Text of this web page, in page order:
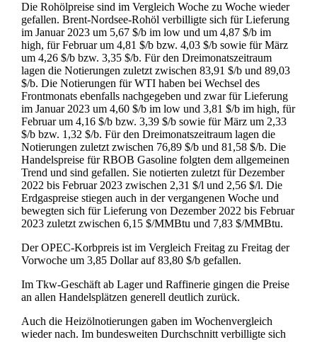
Die Rohölpreise sind im Vergleich Woche zu Woche wieder
gefallen. Brent-Nordsee-Rohöl verbilligte sich für Lieferung
im Januar 2023 um 5,67 $/b im low und um 4,87 $/b im
high, für Februar um 4,81 $/b bzw. 4,03 $/b sowie für März
um 4,26 $/b bzw. 3,35 $/b. Für den Dreimonatszeitraum
lagen die Notierungen zuletzt zwischen 83,91 $/b und 89,03
$/b. Die Notierungen für WTI haben bei Wechsel des
Frontmonats ebenfalls nachgegeben und zwar für Lieferung
im Januar 2023 um 4,60 $/b im low und 3,81 $/b im high, für
Februar um 4,16 $/b bzw. 3,39 $/b sowie für März um 2,33
$/b bzw. 1,32 $/b. Für den Dreimonatszeitraum lagen die
Notierungen zuletzt zwischen 76,89 $/b und 81,58 $/b. Die
Handelspreise für RBOB Gasoline folgten dem allgemeinen
Trend und sind gefallen. Sie notierten zuletzt für Dezember
2022 bis Februar 2023 zwischen 2,31 $/l und 2,56 $/l. Die
Erdgaspreise stiegen auch in der vergangenen Woche und
bewegten sich für Lieferung von Dezember 2022 bis Februar
2023 zuletzt zwischen 6,15 $/MMBtu und 7,83 $/MMBtu.
Der OPEC-Korbpreis ist im Vergleich Freitag zu Freitag der
Vorwoche um 3,85 Dollar auf 83,80 $/b gefallen.
Im Tkw-Geschäft ab Lager und Raffinerie gingen die Preise
an allen Handelsplätzen generell deutlich zurück.
Auch die Heizölnotierungen gaben im Wochenvergleich
wieder nach. Im bundesweiten Durchschnitt verbilligte sich